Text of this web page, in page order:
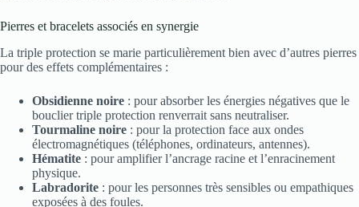
Pierres et bracelets associés en synergie
La triple protection se marie particulièrement bien avec d’autres pierres
pour des effets complémentaires :
Obsidienne noire : pour absorber les énergies négatives que le
bouclier triple protection renverrait sans neutraliser.
Tourmaline noire : pour la protection face aux ondes
électromagnétiques (téléphones, ordinateurs, antennes).
Hématite : pour amplifier l’ancrage racine et l’enracinement
physique.
Labradorite : pour les personnes très sensibles ou empathiques
exposées à des foules.